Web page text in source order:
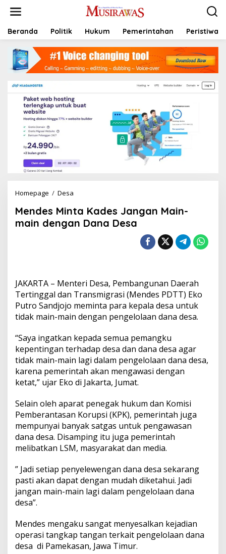
t
Beranda Politik Hukum Pemerintahan Peristiwa
Homepage / Desa
n
d
e
a
K
a
d
e
a
n
g
a
n
a
i
n
-
m
a
n
d
e
n
n
D
a
n
Mendes Minta Kades Jangan Main-
main dengan Dana Desa
JAKARTA – Menteri Desa, Pembangunan Daerah
Tertinggal dan Transmigrasi (Mendes PDTT) Eko
Putro Sandjojo meminta para kepala desa untuk
tidak main-main dengan pengelolaan dana desa.
“Saya ingatkan kepada semua pemangku
kepentingan terhadap desa dan dana desa agar
tidak main-main lagi dalam pengelolaan dana desa,
karena pemerintah akan mengawasi dengan
ketat,” ujar Eko di Jakarta, Jumat.
Selain oleh aparat penegak hukum dan Komisi
Pemberantasan Korupsi (KPK), pemerintah juga
mempunyai banyak satgas untuk pengawasan
dana desa. Disamping itu juga pemerintah
melibatkan LSM, masyarakat dan media.
” Jadi setiap penyelewengan dana desa sekarang
pasti akan dapat dengan mudah diketahui. Jadi
jangan main-main lagi dalam pengelolaan dana
desa”.
Mendes mengaku sangat menyesalkan kejadian
operasi tangkap tangan terkait pengelolaan dana
desa di Pamekasan, Jawa Timur.